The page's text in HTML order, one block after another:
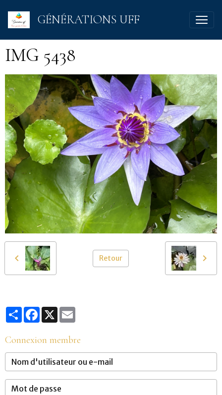
GÉNÉRATIONS UFF
IMG 5438
Retour
PartagerFacebook
X
Connexion membre